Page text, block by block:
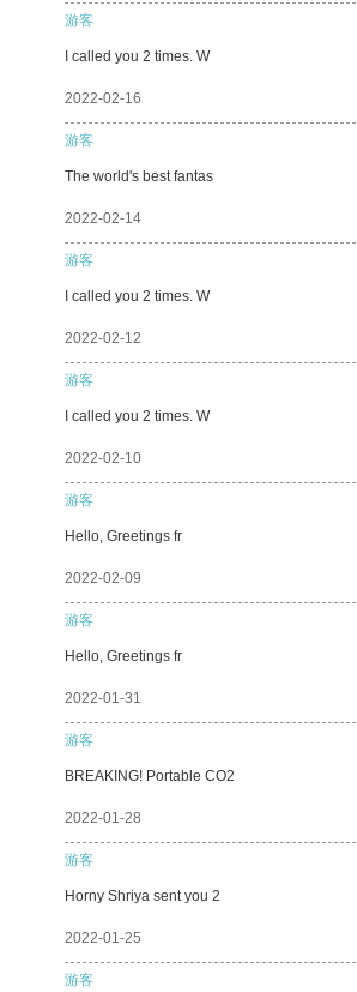
游客
I called you 2 times. W
2022-02-16
游客
The world's best fantas
2022-02-14
游客
I called you 2 times. W
2022-02-12
游客
I called you 2 times. W
2022-02-10
游客
Hello, Greetings fr
2022-02-09
游客
Hello, Greetings fr
2022-01-31
游客
BREAKING! Portable CO2
2022-01-28
游客
Horny Shriya sent you 2
2022-01-25
游客